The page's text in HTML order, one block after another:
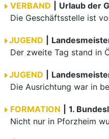
VERBAND
Urlaub der
JUGEND
JUGEND
FORMATION
1.